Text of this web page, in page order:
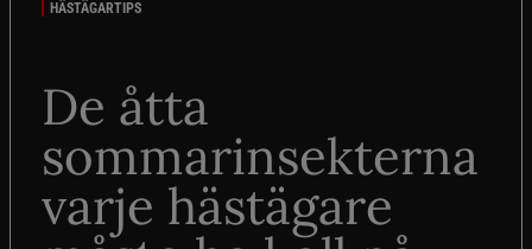
HÄSTÄGARTIPS
De åtta
sommarinsekterna
varje hästägare